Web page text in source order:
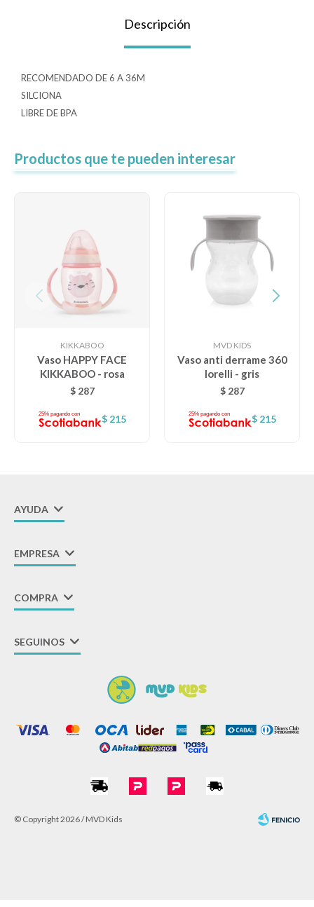
Descripción
RECOMENDADO DE 6 A 36M
SILCIONA
LIBRE DE BPA
Productos que te pueden interesar
KIKKABOO
Vaso HAPPY FACE
KIKKABOO - rosa
$ 287
$ 215
MVD KIDS
Vaso anti derrame 360
lorelli - gris
$ 287
$ 215
AYUDA
EMPRESA
COMPRA
SEGUINOS
© Copyright 2026 / MVD Kids
Gift cards
Sale
Local MVD Kids